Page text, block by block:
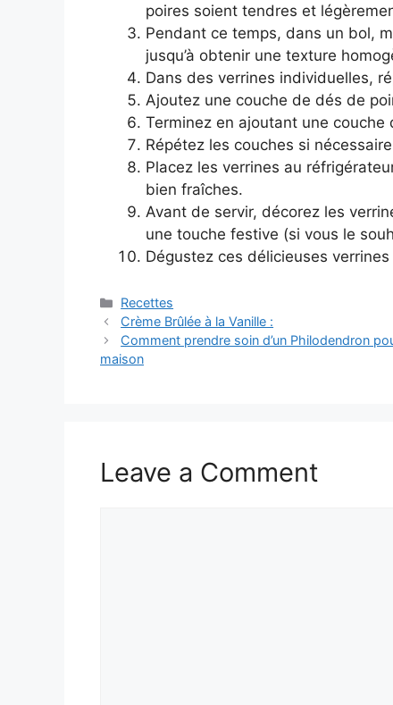
poires soient tendres et
Pendant ce temps, dans un bol,
jusqu’à obtenir une texture
Dans des verrines individuelles,
Ajoutez une couche de dés de
Terminez en ajoutant une
Répétez les couches si
Placez les verrines au
bien fraîches.
Avant de servir, décorez les
une touche festive (si vous le
Dégustez ces délicieuses
Categories
Recettes
Crème Brûlée à la Vanille :
Comment prendre soin d’un Philodendron
maison
Leave a Comment